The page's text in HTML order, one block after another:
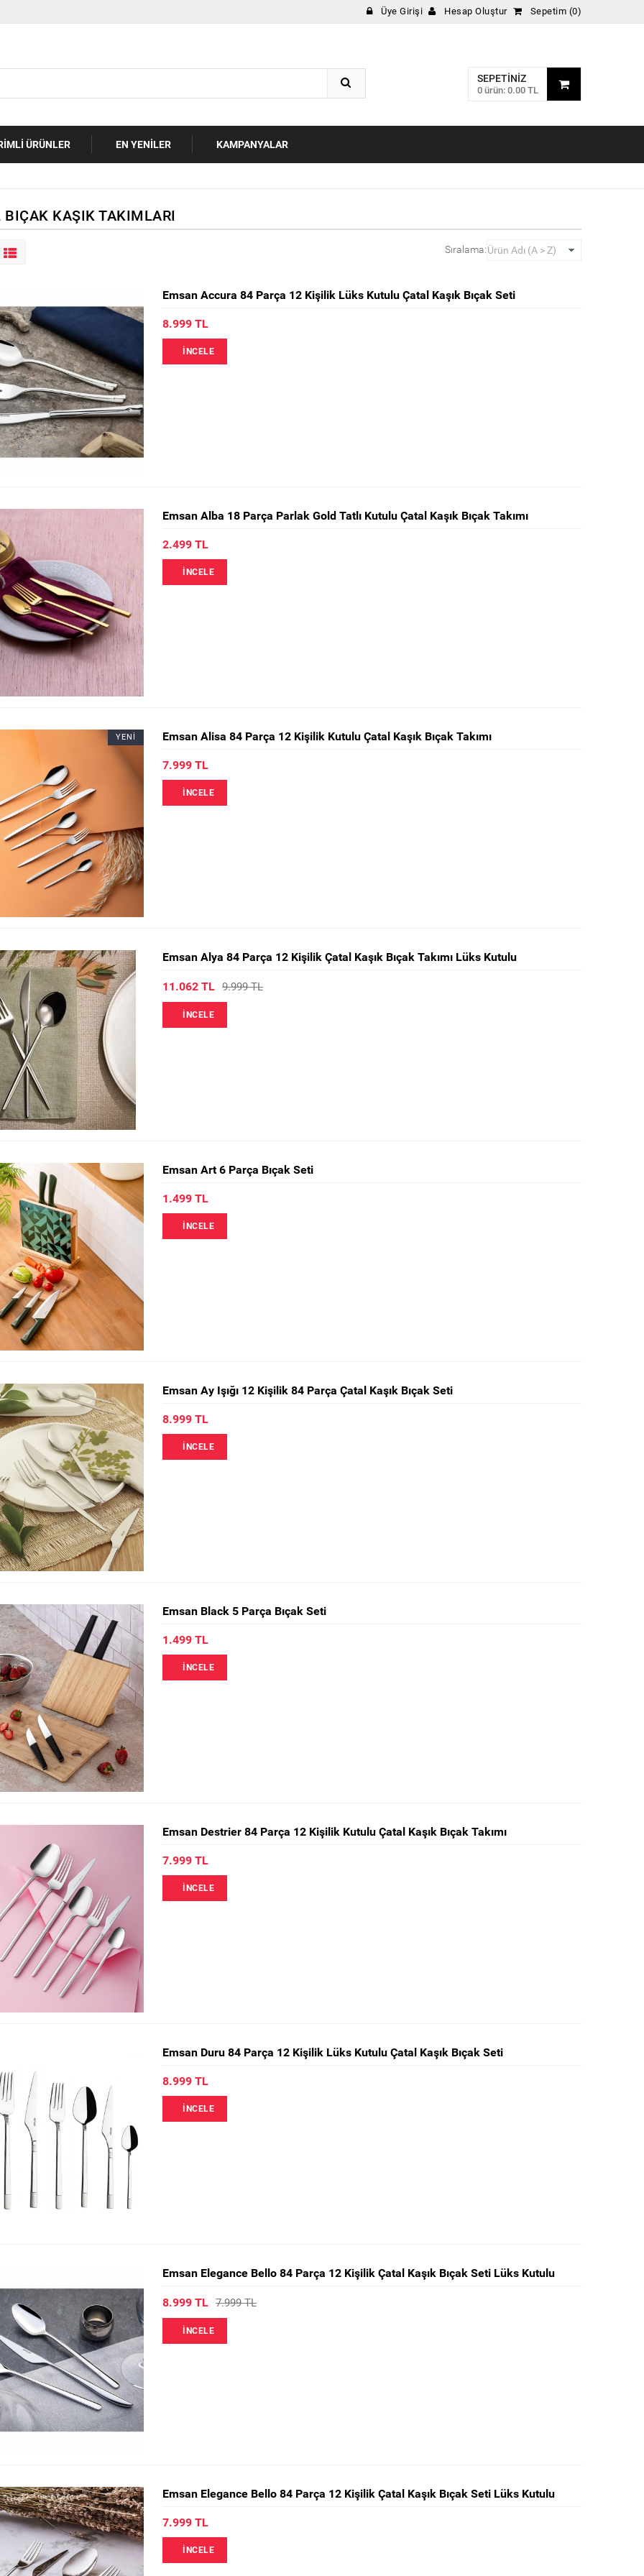
Üye Girişi Hesap Oluştur Sepetim (0)
SEPETINIZ
0 ürün: 0.00 TL
ÜRÜNLER EN YENILER KAMPANYALAR
BIÇAK KAŞIK TAKIMLARI
Sıralama:
Emsan Accura 84 Parça 12 Kişilik Lüks Kutulu Çatal Kaşık Bıçak Seti
8.999 TL
İNCELE
Emsan Alba 18 Parça Parlak Gold Tatlı Kutulu Çatal Kaşık Bıçak Takımı
2.499 TL
İNCELE
YENİ Emsan Alisa 84 Parça 12 Kişilik Kutulu Çatal Kaşık Bıçak Takımı
7.999 TL
İNCELE
Emsan Alya 84 Parça 12 Kişilik Çatal Kaşık Bıçak Takımı Lüks Kutulu
11.062 TL 9.999 TL
İNCELE
Emsan Art 6 Parça Bıçak Seti
1.499 TL
İNCELE
Emsan Ay Işığı 12 Kişilik 84 Parça Çatal Kaşık Bıçak Seti
8.999 TL
İNCELE
Emsan Black 5 Parça Bıçak Seti
1.499 TL
İNCELE
Emsan Destrier 84 Parça 12 Kişilik Kutulu Çatal Kaşık Bıçak Takımı
7.999 TL
İNCELE
Emsan Duru 84 Parça 12 Kişilik Lüks Kutulu Çatal Kaşık Bıçak Seti
8.999 TL
İNCELE
Emsan Elegance Bello 84 Parça 12 Kişilik Çatal Kaşık Bıçak Seti Lüks Kutulu
8.999 TL 7.999 TL
İNCELE
Emsan Elegance Bello 84 Parça 12 Kişilik Çatal Kaşık Bıçak Seti Lüks Kutulu
7.999 TL
İNCELE